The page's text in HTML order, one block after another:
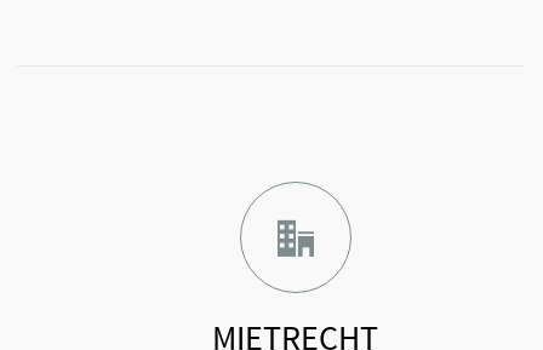
MIETRECHT